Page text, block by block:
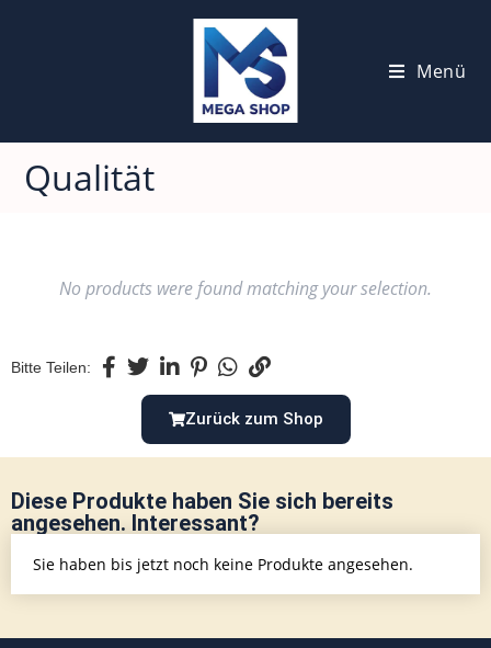
Menü
Qualität
No products were found matching your selection.
Bitte Teilen:
Zurück zum Shop
Diese Produkte haben Sie sich bereits
angesehen. Interessant?
Sie haben bis jetzt noch keine Produkte angesehen.